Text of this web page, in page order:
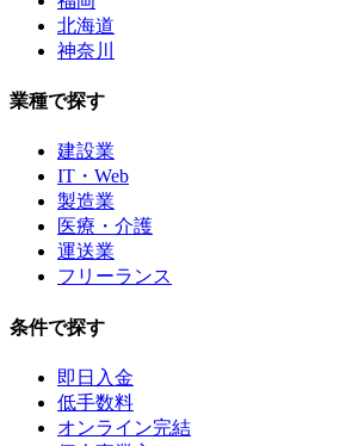
北海道
神奈川
業種で探す
建設業
IT・Web
製造業
医療・介護
運送業
フリーランス
条件で探す
即日入金
低手数料
オンライン完結